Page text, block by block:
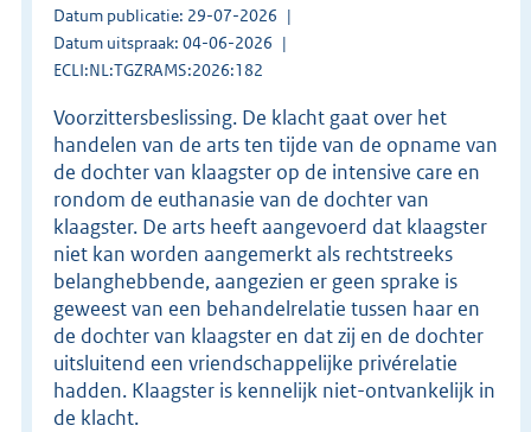
Datum publicatie: 29-07-2026
Datum uitspraak: 04-06-2026
ECLI:NL:TGZRAMS:2026:182
Voorzittersbeslissing. De klacht gaat over het
handelen van de arts ten tijde van de opname van
de dochter van klaagster op de intensive care en
rondom de euthanasie van de dochter van
klaagster. De arts heeft aangevoerd dat klaagster
niet kan worden aangemerkt als rechtstreeks
belanghebbende, aangezien er geen sprake is
geweest van een behandelrelatie tussen haar en
de dochter van klaagster en dat zij en de dochter
uitsluitend een vriendschappelijke privérelatie
hadden. Klaagster is kennelijk niet-ontvankelijk in
de klacht.